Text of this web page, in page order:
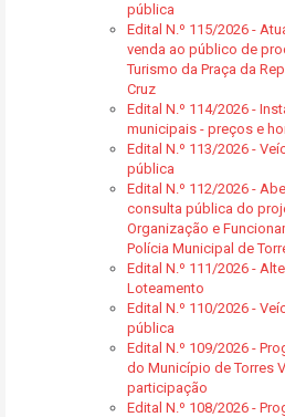
pública
Edital N.º 115/2026 -
venda ao público de
Turismo da Praça da
Cruz
Edital N.º 114/2026 -
municipais - preços e
Edital N.º 113/2026 -
pública
Edital N.º 112/2026 -
consulta pública do
Organização e
Polícia Municipal de
Edital N.º 111/2026 -
Loteamento
Edital N.º 110/2026 -
pública
Edital N.º 109/2026 -
do Município de Torres
participação
Edital N.º 108/2026 -